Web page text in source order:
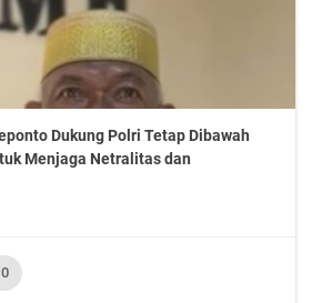
Dukung Polri Tetap Dibawah
Menjaga Netralitas dan
0